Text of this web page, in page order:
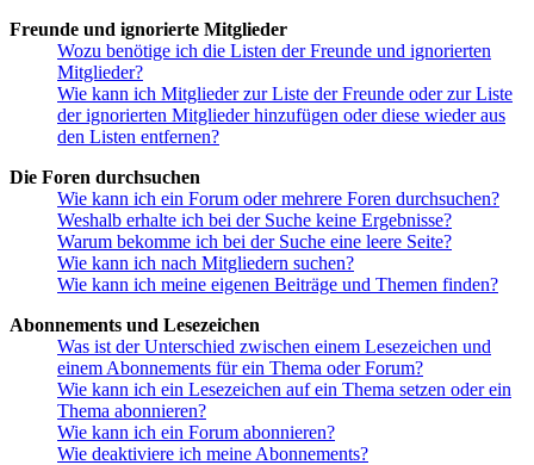
Freunde und ignorierte Mitglieder
Wozu benötige ich die Listen der Freunde und ignorierten
Mitglieder?
Wie kann ich Mitglieder zur Liste der Freunde oder zur Liste
der ignorierten Mitglieder hinzufügen oder diese wieder aus
den Listen entfernen?
Die Foren durchsuchen
Wie kann ich ein Forum oder mehrere Foren durchsuchen?
Weshalb erhalte ich bei der Suche keine Ergebnisse?
Warum bekomme ich bei der Suche eine leere Seite?
Wie kann ich nach Mitgliedern suchen?
Wie kann ich meine eigenen Beiträge und Themen finden?
Abonnements und Lesezeichen
Was ist der Unterschied zwischen einem Lesezeichen und
einem Abonnements für ein Thema oder Forum?
Wie kann ich ein Lesezeichen auf ein Thema setzen oder ein
Thema abonnieren?
Wie kann ich ein Forum abonnieren?
Wie deaktiviere ich meine Abonnements?